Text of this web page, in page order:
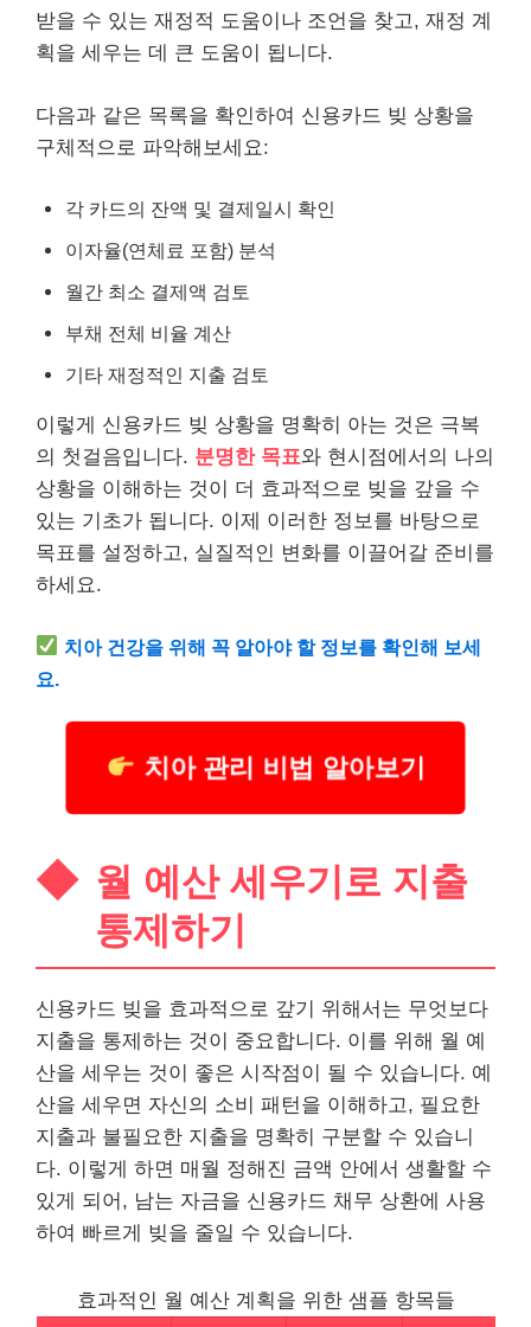
받을 수 있는 재정적 도움이나 조언을 찾고, 재정 계
획을 세우는 데 큰 도움이 됩니다.
다음과 같은 목록을 확인하여 신용카드 빚 상황을
구체적으로 파악해보세요:
각 카드의 잔액 및 결제일시 확인
이자율(연체료 포함) 분석
월간 최소 결제액 검토
부채 전체 비율 계산
기타 재정적인 지출 검토
이렇게 신용카드 빚 상황을 명확히 아는 것은 극복
의 첫걸음입니다. 분명한 목표와 현시점에서의 나의
상황을 이해하는 것이 더 효과적으로 빚을 갚을 수
있는 기초가 됩니다. 이제 이러한 정보를 바탕으로
목표를 설정하고, 실질적인 변화를 이끌어갈 준비를
하세요.
치아건강을 위해 꼭 알아야 할 정보를 확인해 보세
요.
치아 관리 비법 알아보기
월 예산 세우기로 지출
통제하기
신용카드 빚을 효과적으로 갚기 위해서는 무엇보다
지출을 통제하는 것이 중요합니다. 이를 위해 월 예
산을 세우는 것이 좋은 시작점이 될 수 있습니다. 예
산을 세우면 자신의 소비 패턴을 이해하고, 필요한
지출과 불필요한 지출을 명확히 구분할 수 있습니
다. 이렇게 하면 매월 정해진 금액 안에서 생활할 수
있게 되어, 남는 자금을 신용카드 채무 상환에 사용
하여 빠르게 빚을 줄일 수 있습니다.
효과적인 월 예산 계획을 위한 샘플 항목들